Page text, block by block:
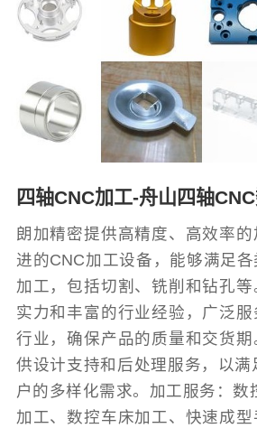
四轴CNC加工-舟山四轴
朗加精密提供高精度、高效率
进的CNC加工设备，能够满足
加工，包括切割、铣削和钻孔
实力和丰富的行业经验，广泛
行业，确保产品的质量和交货
供设计支持和后处理服务，以满
户的多样化需求。加工服务：数
加工、数控车床加工、快速成